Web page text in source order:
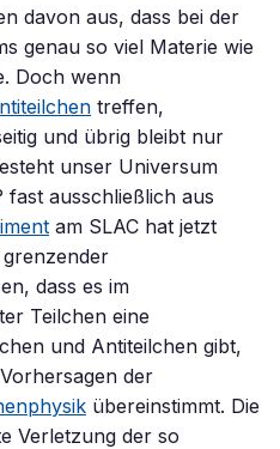
davon aus, dass bei der
genau so viel Materie wie
Doch wenn
treffen,
und übrig bleibt nur
unser Universum
fast ausschließlich aus
am SLAC hat jetzt
dass es im
Teilchen eine
und Antiteilchen gibt,
der
übereinstimmt. Die
Verletzung der so